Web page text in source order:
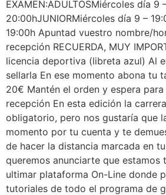
EXAMEN:ADULTOSMiércoles día 9
20:00hJUNIORMiércoles día 9 –
19:00h Apuntad vuestro nombre/
recepción RECUERDA, MUY
licencia deportiva (libreta azul) Al
sellarla En ese momento abona tu
20€ Mantén el orden y espera
recepción En esta edición la
obligatorio, pero nos gustaría que
momento por tu cuenta y te
de hacer la distancia marcada en
queremos anunciarte que estamos
ultimar plataforma On-Line donde
tutoriales de todo el programa de